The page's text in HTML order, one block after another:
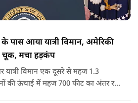
पास आया यात्री विमान, अमेरिकी
चूक, मचा हड़कंप
यात्री विमान एक दूसरे से महज 1.3
की ऊंचाई में महज 700 फीट का अंतर रह